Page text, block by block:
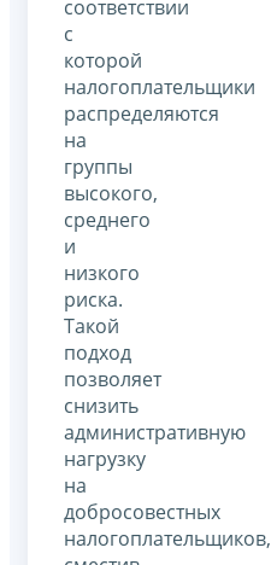
соответствии
с
которой
налогоплательщики
распределяются
на
группы
высокого,
среднего
и
низкого
риска.
Такой
подход
позволяет
снизить
административную
нагрузку
на
добросовестных
налогоплательщиков,